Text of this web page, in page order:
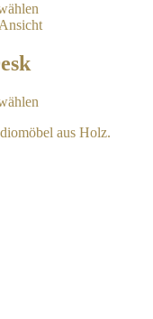
gewählt
werden
Die
Optionen
gewählt
werden
Produkt
Die
können
weist